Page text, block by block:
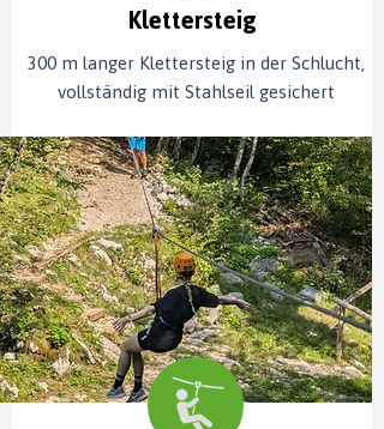
Klettersteig
300 m langer Klettersteig in der Schlucht,
vollständig mit Stahlseil gesichert